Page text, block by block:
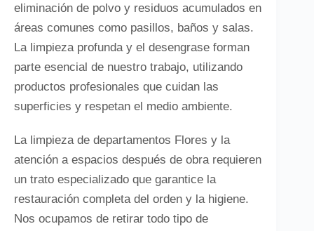
eliminación de polvo y residuos acumulados en
áreas comunes como pasillos, baños y salas.
La limpieza profunda y el desengrase forman
parte esencial de nuestro trabajo, utilizando
productos profesionales que cuidan las
superficies y respetan el medio ambiente.
La limpieza de departamentos Flores y la
atención a espacios después de obra requieren
un trato especializado que garantice la
restauración completa del orden y la higiene.
Nos ocupamos de retirar todo tipo de